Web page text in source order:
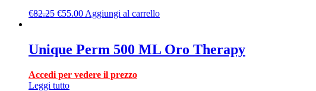
€82.25 €55.00 Aggiungi al carrello
Unique Perm 500 ML Oro Therapy
Accedi per vedere il prezzo
Leggi tutto